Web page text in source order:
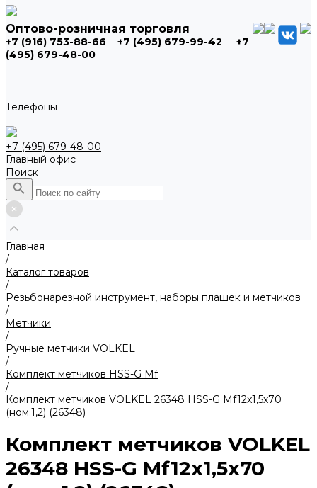
Оптово-розничная торговля
+7 (916) 753-88-66 +7 (495) 679-99-42
+7
(495) 679-48-00
Телефоны
+7 (495) 679-48-00
Главный офис
Поиск
Главная
/
Каталог товаров
/
Резьбонарезной инструмент, наборы плашек и метчиков
/
Метчики
/
Ручные метчики VOLKEL
/
Комплект метчиков HSS-G Mf
/
Комплект метчиков VOLKEL 26348 HSS-G Mf12x1,5х70
(ном.1,2) (26348)
Комплект метчиков VOLKEL
26348 HSS-G Mf12x1,5х70